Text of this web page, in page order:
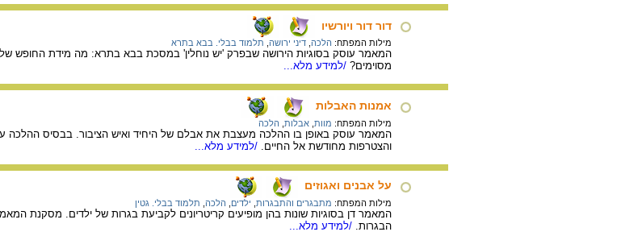
דור דור ויורשיו
מילות המפתח: הלכה דיני ירושה תלמוד בבלי. בבא בתרא
המאמר עוסק בסוגיות הירושה שבפרק 'יש נוחלין' במסכת בבא בתרא: מה מידת החופש של
מסוימים? /למידע מלא...
אמנות האבלות
מילות המפתח: מוות אבלות הלכה
המאמר עוסק באופן בו ההלכה מעצבת את אבלם של היחיד ואיש הציבור. בבסיס ההלכה
והצטרפות מחודשת אל החיים. /למידע מלא...
על אבנים ואגוזים
מילות המפתח: מתבגרים והתבגרות ילדים הלכה תלמוד בבלי. גטין
המאמר דן בסוגיות שונות בהן מופיעים קריטריונים לקביעת בגרות של ילדים. מסקנת
הבגרות. /למידע מלא...